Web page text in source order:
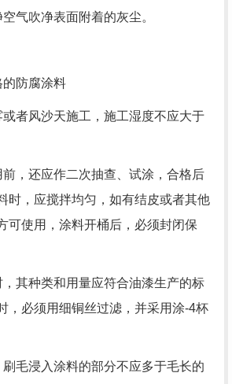
气吹净表面附着的灰尘。
的防腐涂料
或者风沙天施工，施工湿度不应大于
前，还应作二次抽查、试涂，合格后
时，应搅拌均匀，如有结皮或者其他
可使用，涂料开桶后，必须封闭保
，其种类和用量应符合油漆生产的标
，必须用细铜丝过滤，并采用涂-4杯
刷毛浸入涂料的部分不应多于毛长的